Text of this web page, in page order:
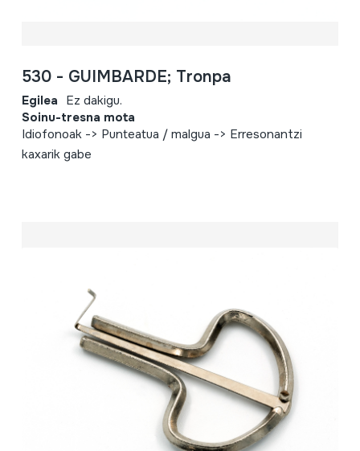
530 - GUIMBARDE; Tronpa
Egilea Ez dakigu.
Soinu-tresna mota
Idiofonoak -> Punteatua / malgua -> Erresonantzi
kaxarik gabe